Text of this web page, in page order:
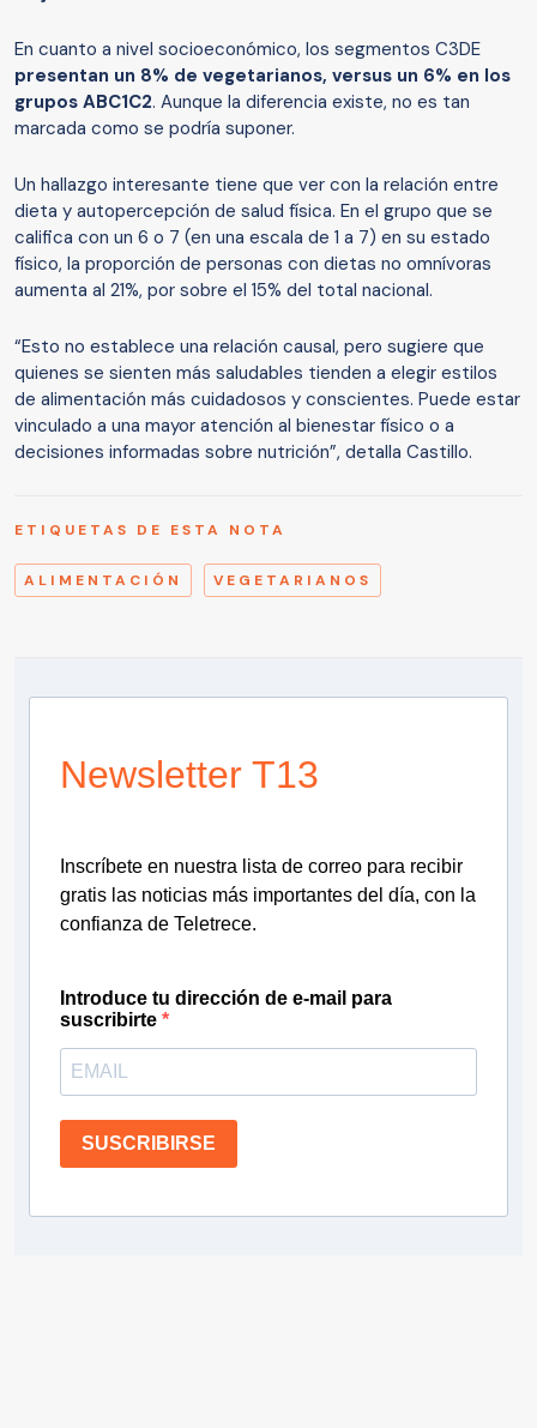
En cuanto a nivel socioeconómico, los segmentos C3DE
presentan un 8% de vegetarianos, versus un 6% en los
grupos ABC1C2. Aunque la diferencia existe, no es tan
marcada como se podría suponer.
Un hallazgo interesante tiene que ver con la relación entre
dieta y autopercepción de salud física. En el grupo que se
califica con un 6 o 7 (en una escala de 1 a 7) en su estado
físico, la proporción de personas con dietas no omnívoras
aumenta al 21%, por sobre el 15% del total nacional.
“Esto no establece una relación causal, pero sugiere que
quienes se sienten más saludables tienden a elegir estilos
de alimentación más cuidadosos y conscientes. Puede estar
vinculado a una mayor atención al bienestar físico o a
decisiones informadas sobre nutrición”, detalla Castillo.
ETIQUETAS DE ESTA NOTA
ALIMENTACIÓN VEGETARIANOS
Newsletter T13
Inscríbete en nuestra lista de correo para recibir
gratis las noticias más importantes del día, con la
confianza de Teletrece.
Introduce tu dirección de e-mail para
suscribirte
SUSCRIBIRSE